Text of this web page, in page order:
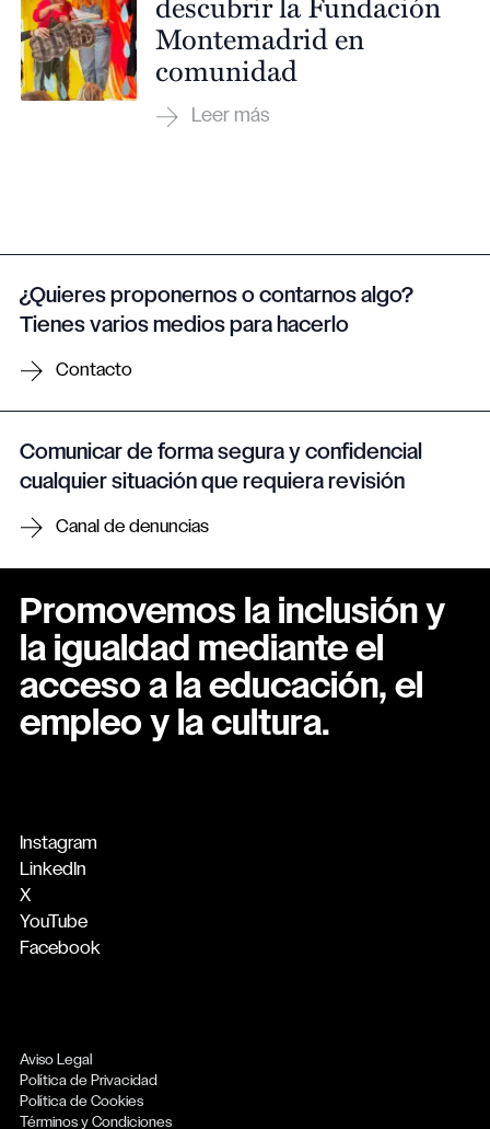
Montemadrid en
comunidad
¿Quieres proponernos o contarnos algo?
Tienes varios medios para hacerlo
Contacto
Comunicar de forma segura y confidencial
cualquier situación que requiera revisión
Canal de denuncias
Promovemos la inclusión y
la igualdad mediante el
acceso a la educación, el
empleo y la cultura.
Instagram
LinkedIn
X
YouTube
Facebook
Aviso Legal
Política de Privacidad
Política de Cookies
Términos y Condiciones